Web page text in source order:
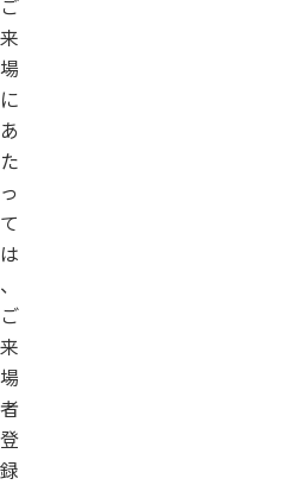
ご
来
場
に
あ
た
っ
て
は
、
ご
来
場
者
登
録